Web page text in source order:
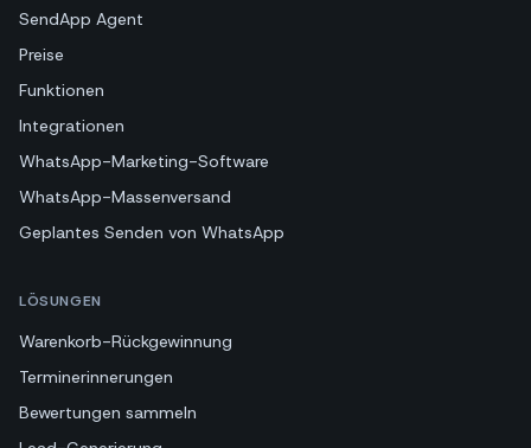
SendApp Agent
Preise
Funktionen
Integrationen
WhatsApp-Marketing-Software
WhatsApp-Massenversand
Geplantes Senden von WhatsApp
LÖSUNGEN
Warenkorb-Rückgewinnung
Terminerinnerungen
Bewertungen sammeln